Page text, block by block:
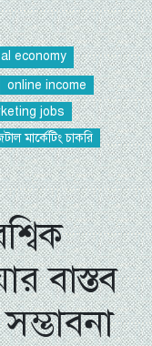
economy
online income
jobs
মার্কেটিং চাকরি
বাস্তব